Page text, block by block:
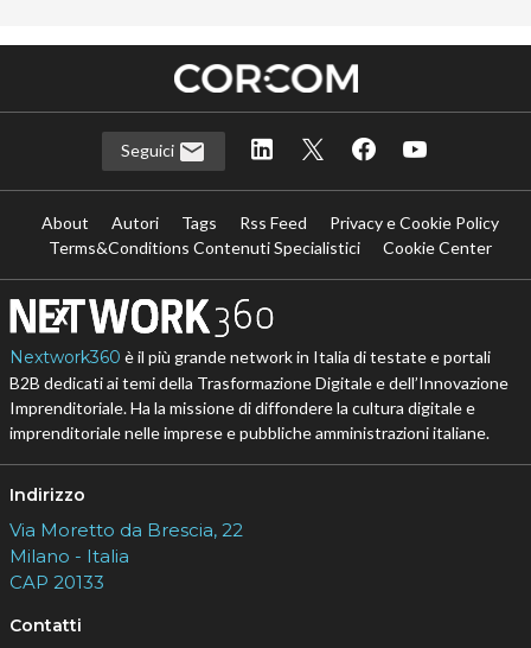
Seguici
About Autori Tags Rss Feed
Privacy e Cookie Policy
Terms&Conditions Contenuti Specialistici
Cookie Center
Nextwork360 è il più grande network in Italia di testate e portali
B2B dedicati ai temi della Trasformazione Digitale e dell’Innovazione
Imprenditoriale. Ha la missione di diffondere la cultura digitale e
imprenditoriale nelle imprese e pubbliche amministrazioni italiane.
Indirizzo
Via Moretto da Brescia, 22
Milano - Italia
CAP 20133
Contatti